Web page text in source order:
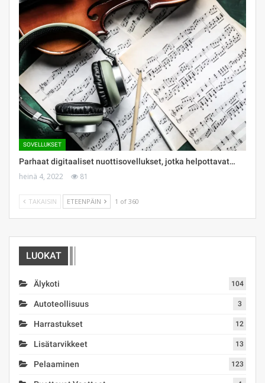
SOVELLUKSET
Parhaat digitaaliset nuottisovellukset, jotka helpottavat…
heinä 4, 2022 81
TAKAISIN ETEENPÄIN 1 of 360
LUOKAT
Älykoti 104
Autoteollisuus 3
Harrastukset 12
Lisätarvikkeet 13
Pelaaminen 123